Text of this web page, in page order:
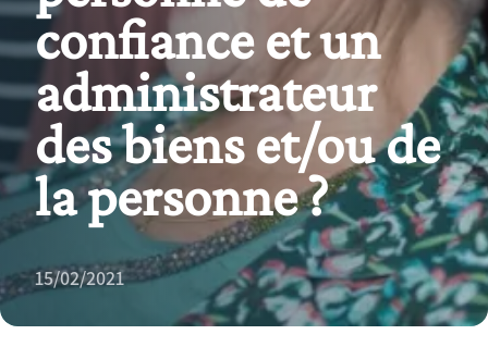
confiance et un
administrateur
des biens et/ou de
la personne ?
15/02/2021